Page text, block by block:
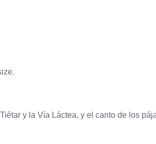
y la Vía Láctea, y el canto de los